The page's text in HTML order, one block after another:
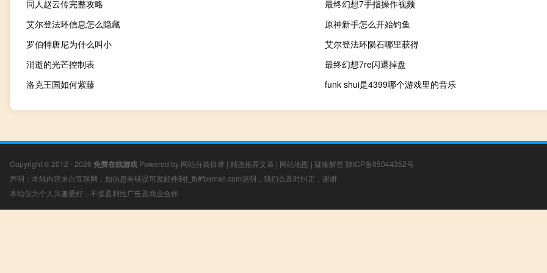
同人赵云传完整攻略
最终幻想7手指操作视频
艾尔登法环信息怎么隐藏
原神新手怎么开始钓鱼
罗伯特唐尼为什么叫小
艾尔登法环陨石哪里获得
消逝的光芒控制表
最终幻想7re闪退掉盘
洛克王国如何紫藤
funk shui是4399哪个游戏里的音乐
Copyright © 2012 - 2026 免费在线游戏 Powered by 网站分类目录 | 精选推荐文章 | 网站地图 | 疑难解答 陕ICP备05044352号
声明：本站内容来自互联网，如信息有错误可发邮件到f_fb#foxmail.com说明，我们会及时纠正，谢谢
本站仅为个人兴趣爱好，不接盈利性广告及商业合作